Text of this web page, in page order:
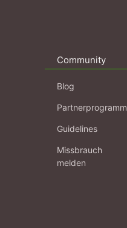
Community
Blog
Partnerprogramm
Guidelines
Missbrauch
melden